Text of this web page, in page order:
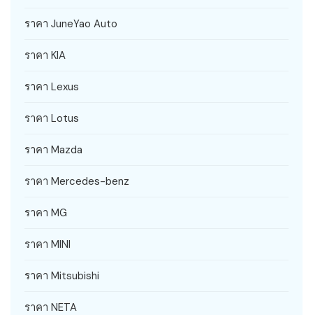
ราคา JuneYao Auto
ราคา KIA
ราคา Lexus
ราคา Lotus
ราคา Mazda
ราคา Mercedes-benz
ราคา MG
ราคา MINI
ราคา Mitsubishi
ราคา NETA